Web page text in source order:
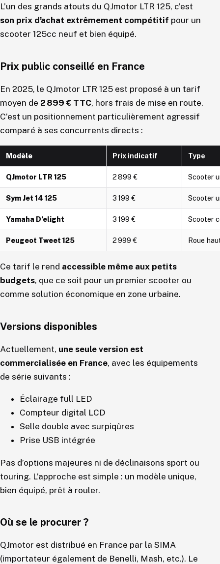
L’un des grands atouts du QJmotor LTR 125, c’est
son prix d’achat extrêmement compétitif pour un
scooter 125cc neuf et bien équipé.
Prix public conseillé en France
En 2025, le QJmotor LTR 125 est proposé à un tarif
moyen de 2 899 € TTC, hors frais de mise en route.
C’est un positionnement particulièrement agressif
comparé à ses concurrents directs :
Modèle Prix indicatif Type
QJmotor LTR 125 2 899 € Scooter
Sym Jet 14 125 3 199 € Scooter
Yamaha D’elight 3 199 € Scooter
Peugeot Tweet 125 2 999 € Roue
Ce tarif le rend accessible même aux petits
budgets, que ce soit pour un premier scooter ou
comme solution économique en zone urbaine.
Versions disponibles
Actuellement, une seule version est
commercialisée en France, avec les équipements
de série suivants :
Éclairage full LED
Compteur digital LCD
Selle double avec surpiqûres
Prise USB intégrée
Pas d’options majeures ni de déclinaisons sport ou
touring. L’approche est simple : un modèle unique,
bien équipé, prêt à rouler.
Où se le procurer ?
QJmotor est distribué en France par la SIMA
(importateur également de Benelli, Mash, etc.). Le